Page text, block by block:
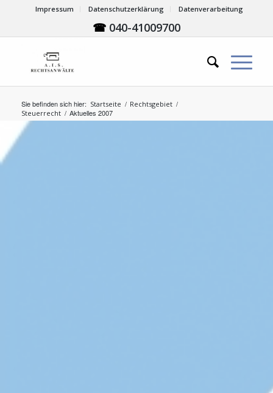
Impressum Datenschutzerklärung Datenverarbeitung
☎ 040-41009700
Sie befinden sich hier: Startseite / Rechtsgebiet /
Steuerrecht / Aktuelles 2007